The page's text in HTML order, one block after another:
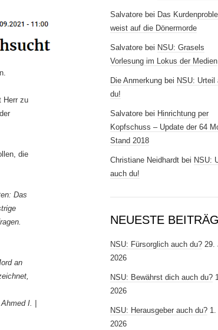
Herr zu
die
Das
an
I. |
Salvatore bei Das
weist auf die Dönermorde
Salvatore bei NSU: Grasels
Vorlesung im Lokus der Medien
Die Anmerkung bei NSU: Urteil
du!
Salvatore bei Hinrichtung per
Kopfschuss – Update der 64
Stand 2018
Christiane Neidhardt bei NSU:
auch du!
NEUESTE
NSU: Fürsorglich auch du? 29.
2026
NSU: Bewährst dich auch du?
2026
NSU: Herausgeber auch du? 1.
2026